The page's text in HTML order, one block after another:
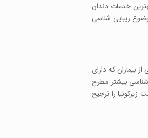
خدمات دندان
زیبایی شناسی
بیماران که دارای
شناسی بیشتر مطرح
را ترجیح